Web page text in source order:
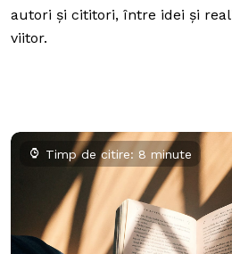
autori și cititori, între idei și
viitor.
Timp de citire: 8 minute